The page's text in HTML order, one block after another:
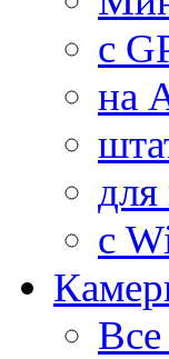
с
на
для
с